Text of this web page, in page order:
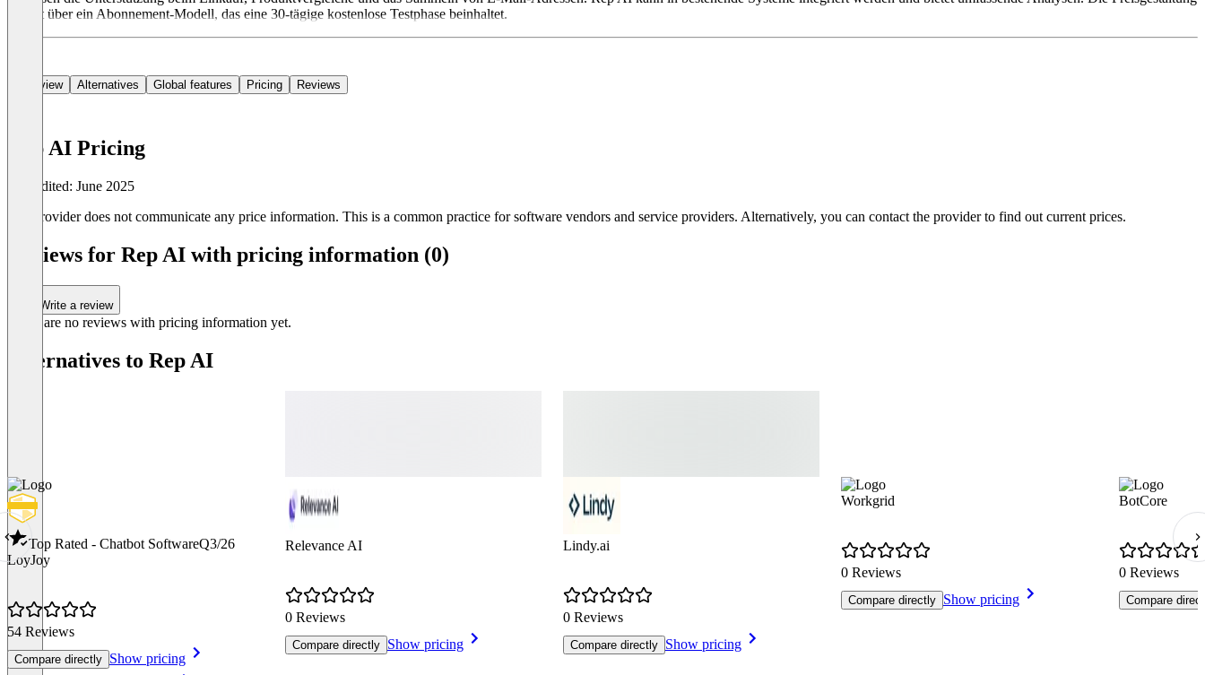
erfolgt über ein Abonnement-Modell, das eine 30-tägige kostenlose Testphase beinhaltet.
Overview Alternatives Global features Pricing Reviews
Rep AI Pricing
Last edited: June 2025
The provider does not communicate any price information. This is a common practice for software vendors and service providers. Alternatively, you can contact the provider to find out current prices.
Reviews for Rep AI with pricing information (0)
Write a review
There are no reviews with pricing information yet.
Alternatives to Rep AI
Top Rated - Chatbot SoftwareQ3/26
LoyJoy
54 Reviews
Compare directly Show pricing
Relevance AI
0 Reviews
Compare directly Show pricing
Lindy.ai
0 Reviews
Compare directly Show pricing
Workgrid
0 Reviews
Compare directly Show pricing
BotCore
0 Reviews
Compare